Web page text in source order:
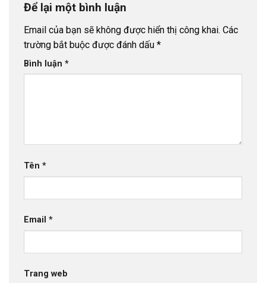
Để lại một bình luận
Email của bạn sẽ không được hiển thị công khai. Các
trường bắt buộc được đánh dấu *
Bình luận *
Tên *
Email *
Trang web